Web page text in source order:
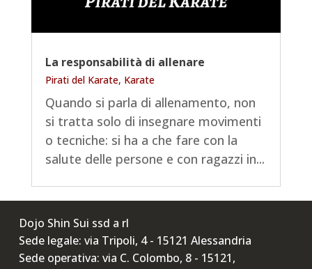
La responsabilità di allenare
Pirati del Karate, Karate
Quando si parla di allenamento, non
si tratta solo di insegnare movimenti
o tecniche: si ha a che fare con la
salute delle persone e con ragazzi in...
Dojo Shin Sui ssd a rl
Sede legale: via Tripoli, 4 - 15121 Alessandria
Sede operativa: via C. Colombo, 8 - 15121,